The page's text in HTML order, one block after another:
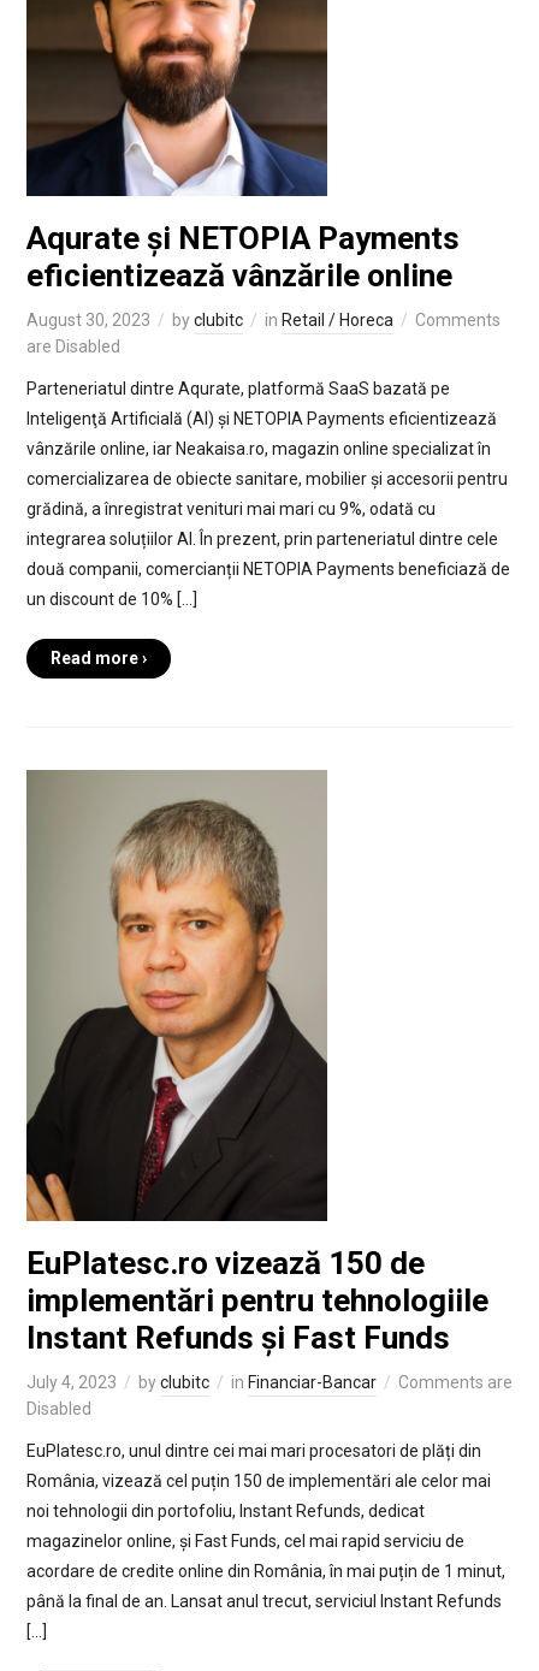
Aqurate și NETOPIA Payments
eficientizează vânzările online
August 30, 2023 byclubitc in Retail / Horeca
Comments
are Disabled
Parteneriatul dintre Aqurate, platformă SaaS bazată pe
Inteligenţă Artificială (AI) și NETOPIA Payments eficientizează
vânzările online, iar Neakaisa.ro, magazin online specializat în
comercializarea de obiecte sanitare, mobilier și accesorii pentru
grădină, a înregistrat venituri mai mari cu 9%, odată cu
integrarea soluțiilor AI. În prezent, prin parteneriatul dintre cele
două companii, comercianții NETOPIA Payments beneficiază de
un discount de 10% […]
Read more ›
EuPlatesc.ro vizează 150 de
implementări pentru tehnologiile
Instant Refunds și Fast Funds
July 4, 2023 byclubitc in Financiar-Bancar
Comments are
Disabled
EuPlatesc.ro, unul dintre cei mai mari procesatori de plăți din
România, vizează cel puțin 150 de implementări ale celor mai
noi tehnologii din portofoliu, Instant Refunds, dedicat
magazinelor online, și Fast Funds, cel mai rapid serviciu de
acordare de credite online din România, în mai puțin de 1 minut,
până la final de an. Lansat anul trecut, serviciul Instant Refunds
[…]